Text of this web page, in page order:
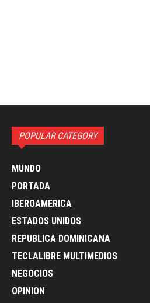
POPULAR CATEGORY
MUNDO
PORTADA
IBEROAMERICA
ESTADOS UNIDOS
REPUBLICA DOMINICANA
TECLALIBRE MULTIMEDIOS
NEGOCIOS
OPINION